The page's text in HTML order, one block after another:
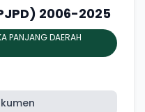
2006-2025
PANJANG DAERAH